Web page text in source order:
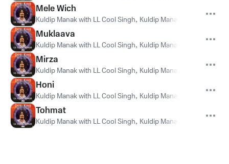
Mele Wich
Kuldip Manak with LL Cool Singh, Kuldip Manak
Muklaava
Kuldip Manak with LL Cool Singh, Kuldip Manak
Mirza
Kuldip Manak with LL Cool Singh, Kuldip Manak
Honi
Kuldip Manak with LL Cool Singh, Kuldip Manak
Tohmat
Kuldip Manak with LL Cool Singh, Kuldip Manak